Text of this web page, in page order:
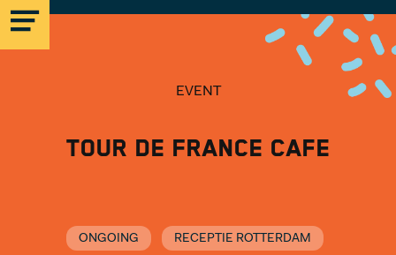
EINDHOVEN
EVENT
Tour de France Cafe
ONGOING RECEPTIE ROTTERDAM